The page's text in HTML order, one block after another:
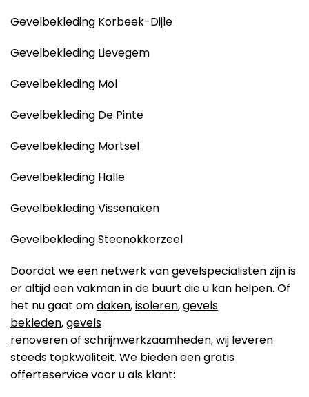
Gevelbekleding Korbeek-Dijle
Gevelbekleding Lievegem
Gevelbekleding Mol
Gevelbekleding De Pinte
Gevelbekleding Mortsel
Gevelbekleding Halle
Gevelbekleding Vissenaken
Gevelbekleding Steenokkerzeel
Doordat we een netwerk van gevelspecialisten zijn is
er altijd een vakman in de buurt die u kan helpen. Of
het nu gaat omdaken,isoleren,gevels
bekleden,gevels
renoverenof schrijnwerkzaamheden, wij leveren
steeds topkwaliteit. We bieden een gratis
offerteservice voor u als klant: